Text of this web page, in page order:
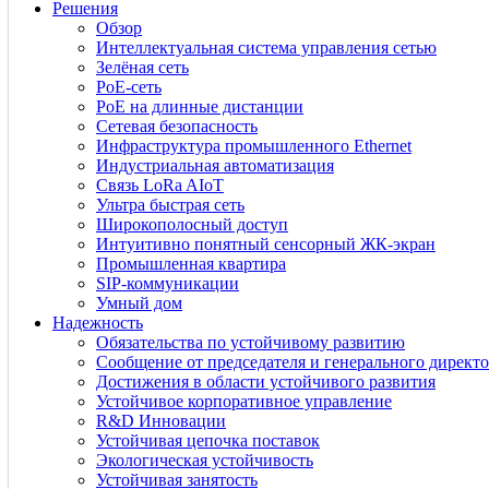
Решения
Обзор
Интеллектуальная система управления сетью
Зелёная сеть
PoE-сеть
PoE на длинные дистанции
Сетевая безопасность
Инфраструктура промышленного Ethernet
Индустриальная автоматизация
Связь LoRa AIoT
Ультра быстрая сеть
Широкополосный доступ
Интуитивно понятный сенсорный ЖК-экран
Промышленная квартира
SIP-коммуникации
Умный дом
Надежность
Обязательства по устойчивому развитию
Сообщение от председателя и генерального
Достижения в области устойчивого развития
Устойчивое корпоративное управление
R&D Инновации
Устойчивая цепочка поставок
Экологическая устойчивость
Устойчивая занятость